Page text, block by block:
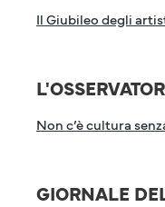
Il Giubileo degli
Non c’è cultura
GIORNALE